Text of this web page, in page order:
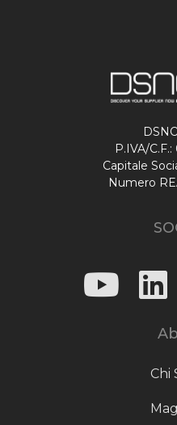
P.IVA/
Capitale
Numero
Chi